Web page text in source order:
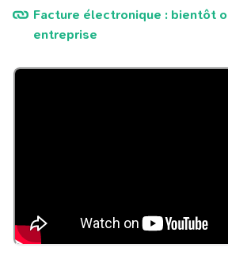
Facture électronique : bientôt
entreprise